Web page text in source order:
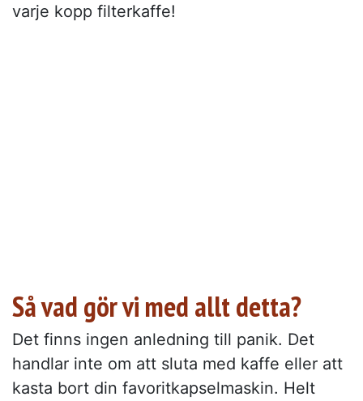
varje kopp filterkaffe!
Så vad gör vi med allt detta?
Det finns ingen anledning till panik. Det
handlar inte om att sluta med kaffe eller att
kasta bort din favoritkapselmaskin. Helt